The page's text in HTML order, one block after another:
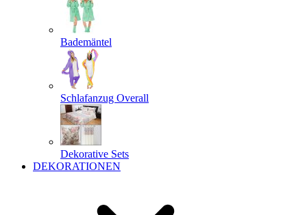
Bademäntel
Schlafanzug Overall
Dekorative Sets
DEKORATIONEN